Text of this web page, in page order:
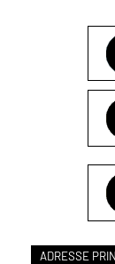
ADRESSE